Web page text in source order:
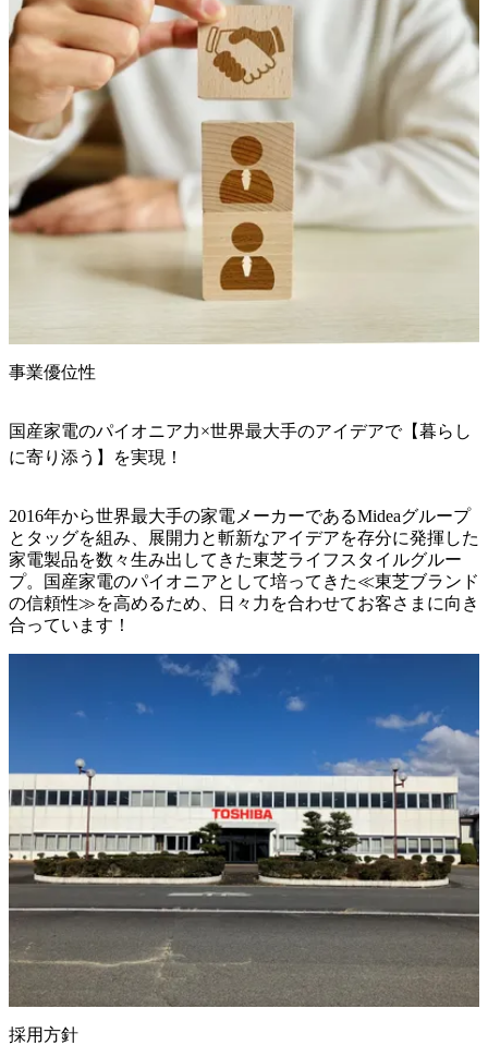
事業優位性
国産家電のパイオニア力×世界最大手のアイデアで【暮らし
に寄り添う】を実現！
2016年から世界最大手の家電メーカーであるMideaグループ
とタッグを組み、展開力と斬新なアイデアを存分に発揮した
家電製品を数々生み出してきた東芝ライフスタイルグルー
プ。国産家電のパイオニアとして培ってきた≪東芝ブランド
の信頼性≫を高めるため、日々力を合わせてお客さまに向き
合っています！
採用方針